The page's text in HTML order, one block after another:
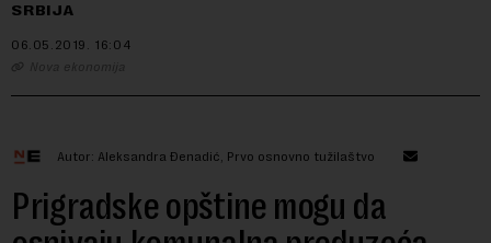
SRBIJA
06.05.2019. 16:04
Nova ekonomija
Autor: Aleksandra Đenadić, Prvo osnovno tužilaštvo
Prigradske opštine mogu da